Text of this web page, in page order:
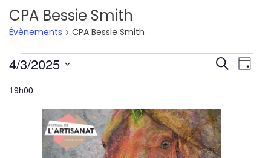
CPA Bessie Smith
Évènements CPA Bessie Smith
Évènements
for
avril
et
de
Recherche
de
Jour
4/3/2025
une
19h00